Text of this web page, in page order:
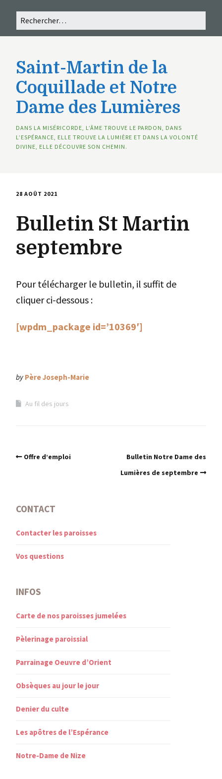
Saint-Martin de la
Coquillade et Notre
Dame des Lumières
DANS LA MISÉRICORDE, L’ÂME TROUVE LE PARDON, DANS
L’ESPÉRANCE, ELLE TROUVE LA LUMIÈRE ET DANS LA VOLONTÉ
DIVINE, ELLE DÉCOUVRE SON CHEMIN.
28 AOÛT 2021
Bulletin St Martin
septembre
Pour télécharger le bulletin, il suffit de
cliquer ci-dessous :
[wpdm_package id=’10369′]
by Père Joseph-Marie
Au fil des jours
Offre d’emploi
Bulletin Notre Dame des
Lumières de septembre
CONTACT
Contacter les paroisses
Vos questions
INFOS
Carte de nos paroisses jumelées
Pèlerinage paroissial
Parrainage Oeuvre d’Orient
Obsèques au jour le jour
Denier du culte
Les apôtres de l’Espérance
Notre-Dame de Nize